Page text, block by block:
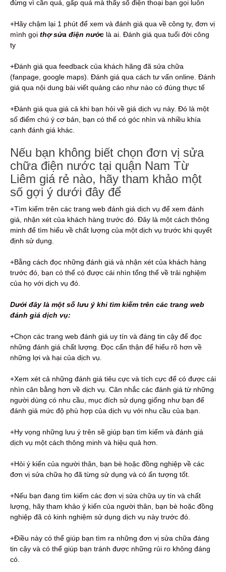
đừng vì cần quá, gấp quá mà thấy số điện thoại bạn gọi luôn
+Hãy chậm lại 1 phút để xem và đánh giá qua về công ty, đơn vị
mình gọi thợ sửa điện nước là ai. Đánh giá qua tuổi đời công
ty
+Đánh giá qua feedback của khách hãng đã sửa chữa
(fanpage, google maps). Đánh giá qua cách tư vấn online. Đánh
giá qua nội dung bài viết quảng cáo như nào có đúng thực tế
+Đánh giá qua giá cả khi bạn hỏi về giá dịch vụ này. Đó là một
số điểm chú ý cơ bản, bạn có thể có góc nhìn và nhiều khía
cạnh đánh giá khác.
Nếu bạn không biết chọn đơn vị sửa
chữa điện nước tại quận Nam Từ
Liêm giá rẻ nào, hãy tham khảo một
số gợi ý dưới đây để
+Tìm kiếm trên các trang web đánh giá dịch vụ để xem đánh
giá, nhận xét của khách hàng trước đó. Đây là một cách thông
minh để tìm hiểu về chất lượng của một dịch vụ trước khi quyết
định sử dụng.
+Bằng cách đọc những đánh giá và nhận xét của khách hàng
trước đó, bạn có thể có được cái nhìn tổng thể về trải nghiệm
của họ với dịch vụ đó.
Dưới đây là một số lưu ý khi tìm kiếm trên các trang web
đánh giá dịch vụ:
+Chọn các trang web đánh giá uy tín và đáng tin cậy để đọc
những đánh giá chất lượng. Đọc cẩn thận để hiểu rõ hơn về
những lợi và hại của dịch vụ.
+Xem xét cả những đánh giá tiêu cực và tích cực để có được cái
nhìn cân bằng hơn về dịch vụ. Cân nhắc các đánh giá từ những
người dùng có nhu cầu, mục đích sử dụng giống như bạn để
đánh giá mức độ phù hợp của dịch vụ với nhu cầu của bạn.
+Hy vọng những lưu ý trên sẽ giúp bạn tìm kiếm và đánh giá
dịch vụ một cách thông minh và hiệu quả hơn.
+Hỏi ý kiến ​​của người thân, bạn bè hoặc đồng nghiệp về các
đơn vị sửa chữa họ đã từng sử dụng và có ấn tượng tốt.
+Nếu bạn đang tìm kiếm các đơn vị sửa chữa uy tín và chất
lượng, hãy tham khảo ý kiến ​​của người thân, bạn bè hoặc đồng
nghiệp đã có kinh nghiệm sử dụng dịch vụ này trước đó.
+Điều này có thể giúp bạn tìm ra những đơn vị sửa chữa đáng
tin cậy và có thể giúp bạn tránh được những rủi ro không đáng
có.